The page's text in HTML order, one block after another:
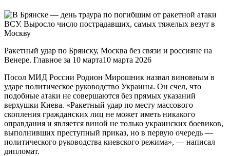
Ракетный удар по Брянску, Москва без связи и россияне на
Венере. Главное за 10 марта10 марта 2026
Посол МИД России Родион Мирошник назвал виновным в
ударе политическое руководство Украины. Он счел, что
подобные атаки не совершаются без прямых указаний
верхушки Киева. «Ракетный удар по месту массового
скопления гражданских лиц не может иметь никакого
оправдания и является виной не только украинских боевиков,
выполнивших преступный приказ, но в первую очередь —
политического руководства киевского режима», — написал
дипломат.